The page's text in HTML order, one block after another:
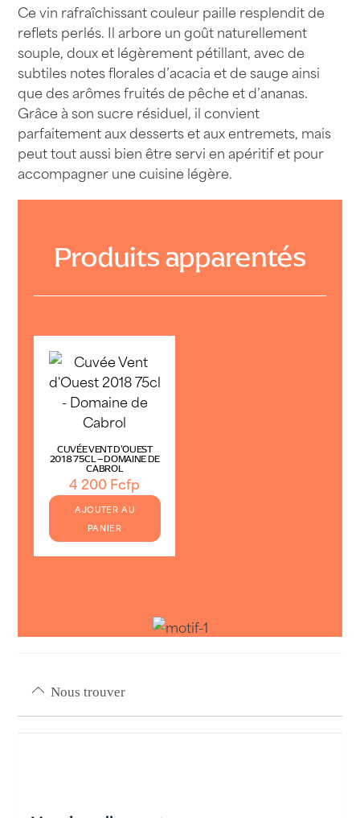
Ce vin rafraîchissant couleur paille resplendit de
reflets perlés. Il arbore un goût naturellement
souple, doux et légèrement pétillant, avec de
subtiles notes florales d’acacia et de sauge ainsi
que des arômes fruités de pêche et d’ananas.
Grâce à son sucre résiduel, il convient
parfaitement aux desserts et aux entremets, mais
peut tout aussi bien être servi en apéritif et pour
accompagner une cuisine légère.
Produits apparentés
CUVÉE VENT D’OUEST
2018 75CL – DOMAINE DE
CABROL
4 200Fcfp
AJOUTER AU
PANIER
Nous trouver